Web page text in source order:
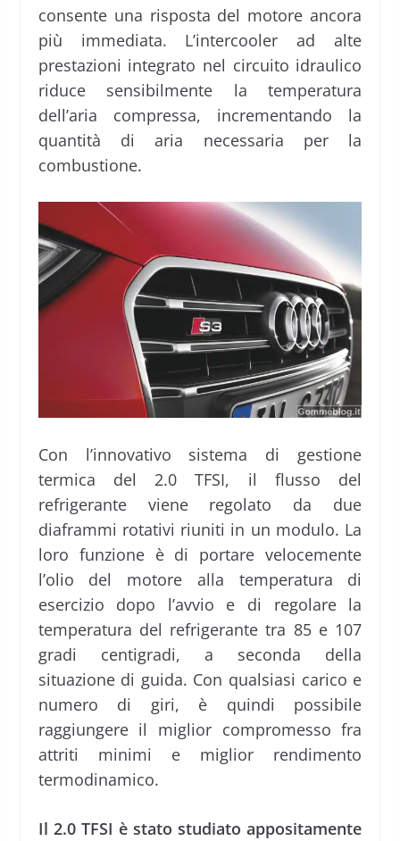
consente una risposta del motore ancora
più immediata. L’intercooler ad alte
prestazioni integrato nel circuito idraulico
riduce sensibilmente la temperatura
dell’aria compressa, incrementando la
quantità di aria necessaria per la
combustione.
Con l’innovativo sistema di gestione
termica del 2.0 TFSI, il flusso del
refrigerante viene regolato da due
diaframmi rotativi riuniti in un modulo. La
loro funzione è di portare velocemente
l’olio del motore alla temperatura di
esercizio dopo l’avvio e di regolare la
temperatura del refrigerante tra 85 e 107
gradi centigradi, a seconda della
situazione di guida. Con qualsiasi carico e
numero di giri, è quindi possibile
raggiungere il miglior compromesso fra
attriti minimi e miglior rendimento
termodinamico.
Il 2.0 TFSI è stato studiato appositamente